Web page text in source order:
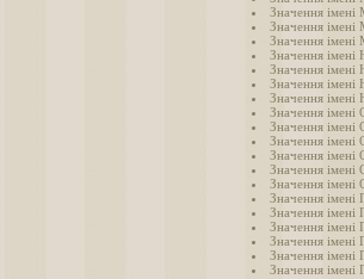
Значення імені
Значення імені
Значення імені
Значення імені
Значення імені
Значення імені
Значення імені
Значення імені
Значення імені
Значення імені
Значення імені
Значення імені
Значення імені
Значення імені
Значення імені
Значення імені
Значення імені
Значення імені
Значення імені